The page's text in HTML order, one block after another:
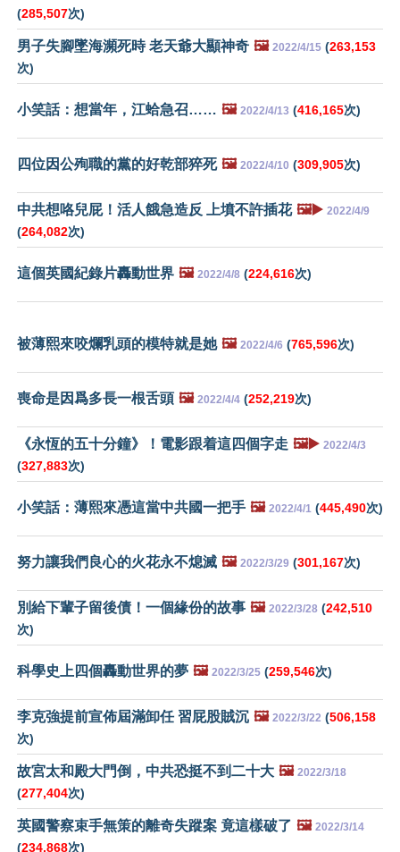
(285,507次)
男子失腳墜海瀕死時 老天爺大顯神奇 🖼️ 2022/4/15 (263,153
次)
小笑話：想當年，江蛤急召…… 🖼️ 2022/4/13 (416,165次)
四位因公殉職的黨的好乾部猝死 🖼️ 2022/4/10 (309,905次)
中共想咯兒屁！活人餓急造反 上墳不許插花 🖼️▶️ 2022/4/9
(264,082次)
這個英國紀錄片轟動世界 🖼️ 2022/4/8 (224,616次)
被薄熙來咬爛乳頭的模特就是她 🖼️ 2022/4/6 (765,596次)
喪命是因爲多長一根舌頭 🖼️ 2022/4/4 (252,219次)
《永恆的五十分鐘》！電影跟着這四個字走 🖼️▶️ 2022/4/3
(327,883次)
小笑話：薄熙來憑這當中共國一把手 🖼️ 2022/4/1 (445,490次)
努力讓我們良心的火花永不熄滅 🖼️ 2022/3/29 (301,167次)
別給下輩子留後債！一個緣份的故事 🖼️ 2022/3/28 (242,510
次)
科學史上四個轟動世界的夢 🖼️ 2022/3/25 (259,546次)
李克強提前宣佈屆滿卸任 習屁股賊沉 🖼️ 2022/3/22 (506,158
次)
故宮太和殿大門倒，中共恐挺不到二十大 🖼️ 2022/3/18
(277,404次)
英國警察束手無策的離奇失蹤案 竟這樣破了 🖼️ 2022/3/14
(234,868次)